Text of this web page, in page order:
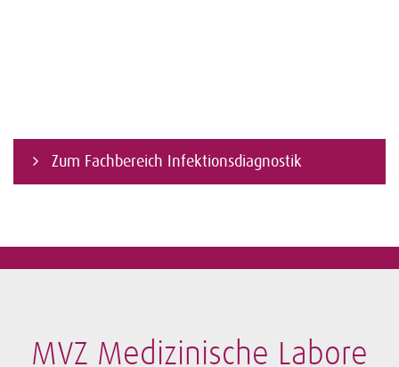
Zum Fachbereich Infektionsdiagnostik
MVZ Medizinische Labore